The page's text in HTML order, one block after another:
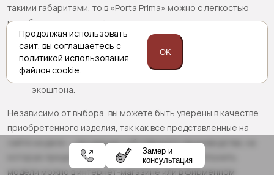
такими габаритами, то в «Porta Prima» можно с легкостью
подобрать подходящий вариант:
«глухую» модель или остекленную;
светлую или темных тонов;
изготовленную с использованием натурального или
экошпона.
Независимо от выбора, вы можете быть уверены в качестве
приобретенного изделия, так как все представленные на
сайте модели — продукция собственного производства, на
которую предоставляется гарантия качества. Изучить
модели можно в интернет-магазине или в фирменном
Замер и
консультация
Продолжая использовать
сайт, вы соглашаетесь с
политикой использования
файлов cookie.
OK